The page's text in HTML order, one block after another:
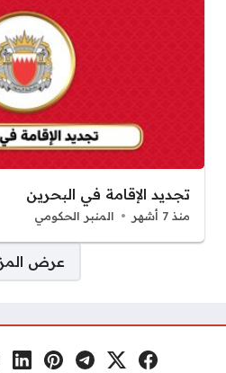
تجديد الإقامة في البحرين
منذ 7 أشهر المنبر الحكومي
عرض
فيسبوكمنصة إكس
تلغرامبنترست